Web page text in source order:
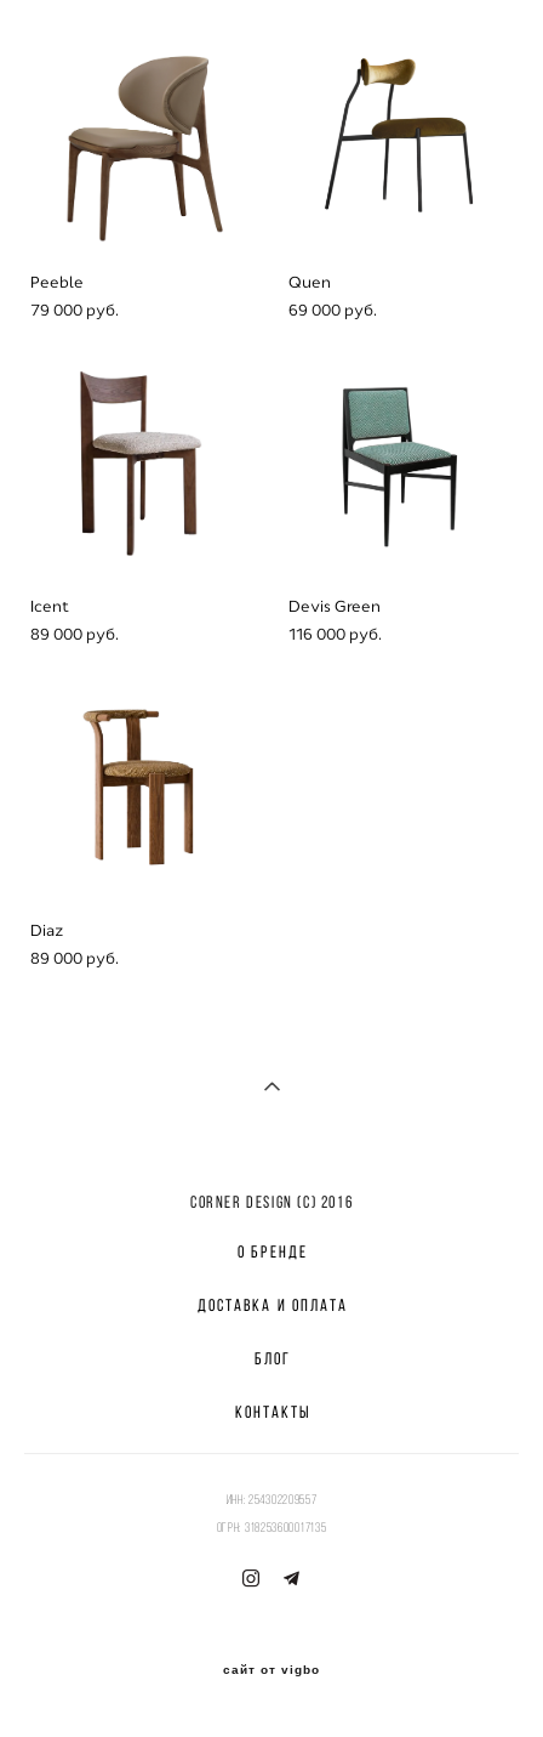
Peeble
79 000 pуб.
Quen
69 000 pуб.
Icent
89 000 pуб.
Devis Green
116 000 pуб.
Diaz
89 000 pуб.
CORNER DESIGN (с) 2016
О БРЕНДЕ
ДОСТАВКА И ОПЛАТА
БЛОГ
КОНТАКТЫ
ИНН: 254302209557
ОГРН: 318253600017135
сайт от vigbo